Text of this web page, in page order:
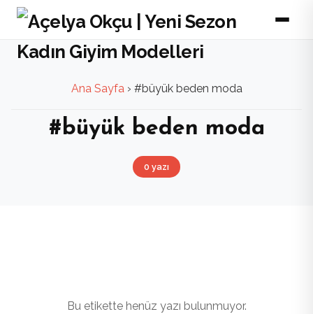
Ana Sayfa › #büyük beden moda
#büyük beden moda
0 yazı
Bu etikette henüz yazı bulunmuyor.